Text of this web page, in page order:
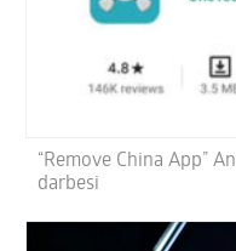
“Remove China App”
darbesi